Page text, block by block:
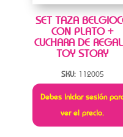
SET TAZA
CON PLATO +
CUCHARA DE
TOY STORY
SKU: 112005
Debes iniciar sesión
ver el precio.